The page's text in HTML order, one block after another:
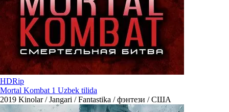
HDRip
Mortal Kombat 1 Uzbek tilida
2019 Kinolar / Jangari / Fantastika / фэнтези / США